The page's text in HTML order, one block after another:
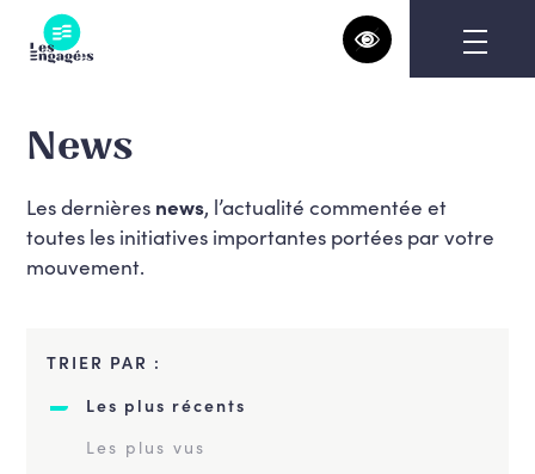
content
News
Les dernières news, l’actualité commentée et
toutes les initiatives importantes portées par votre
mouvement.
TRIER PAR :
Les plus récents
Les plus vus